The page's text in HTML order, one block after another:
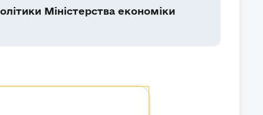
Міністерства економіки